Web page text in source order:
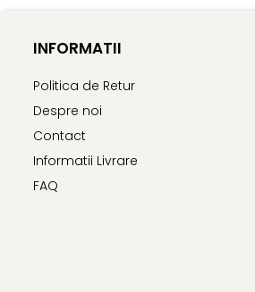
INFORMATII
Politica de Retur
Despre noi
Contact
Informatii Livrare
FAQ